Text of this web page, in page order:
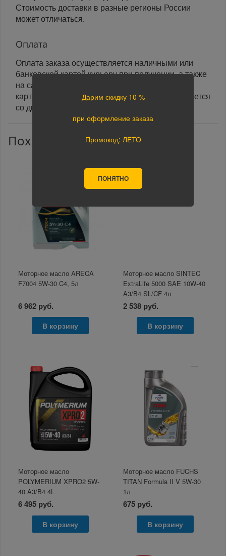
Стоимость доставки в разные регионы России
может отличаться.
Оплата
Оплата заказа осуществляется наличными или
банковской картой курьеру при получении, а также
на сайте при оформлении заказа. При оплате
картой на сайте указанный срок доставки считается
со дня поступления оплаты.
Похожие товары
Моторное масло ARECA
F7004 5W-30 C4, 5л
6 962 руб.
В корзину
Моторное масло SINTEC
ExtraLife 5000 SAE 10W-40
A3/B4 SL/CF 4л
2 538 руб.
В корзину
Моторное масло
POLYMERIUM XPRO2 5W-
40 A3/B4 4L
6 495 руб.
В корзину
Моторное масло FUCHS
TITAN Formula II V 5W-30
1л
675 руб.
В корзину
Дарим скидку 10 %
при оформление заказа
Промокод: ЛЕТО
ПОНЯТНО